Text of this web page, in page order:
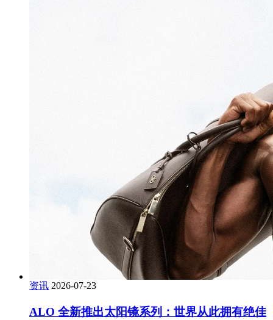
资讯 2026-07-23
ALO 全新推出太阳镜系列：世界从此拥有绝佳